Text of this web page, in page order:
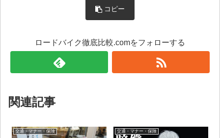
コピー
ロードバイク徹底比較.comをフォローする
関連記事
交通・マナー・保険 交通・マナー・保険